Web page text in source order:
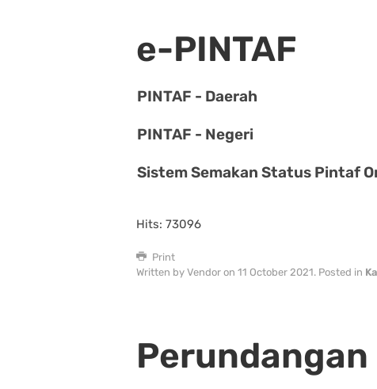
e-PINTAF
PINTAF - Daerah
PINTAF - Negeri
Sistem Semakan Status Pintaf
Hits: 73096
Print
Written by Vendor on 11 October 2021. Posted in